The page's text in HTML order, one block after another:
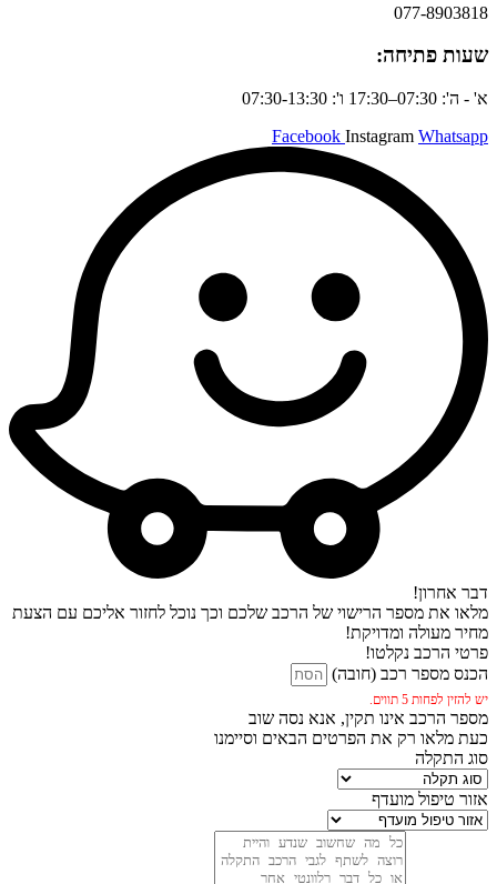
077-8903818
שעות פתיחה:
א' - ה': 07:30–17:30 ו': 07:30-13:30
Facebook Instagram Whatsapp
דבר אחרון!
מלאו את מספר הרישוי של הרכב שלכם וכך נוכל לחזור אליכם עם הצעת
מחיר מעולה ומדויקת!
פרטי הרכב נקלטו!
הכנס מספר רכב (חובה)
יש להזין לפחות 5 תווים.
מספר הרכב אינו תקין, אנא נסה שוב
כעת מלאו רק את הפרטים הבאים וסיימנו
סוג התקלה
אזור טיפול מועדף